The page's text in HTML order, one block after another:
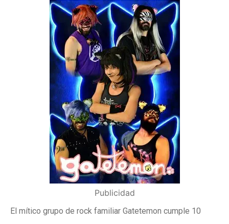
Publicidad
El mítico grupo de rock familiar Gatetemon cumple 10